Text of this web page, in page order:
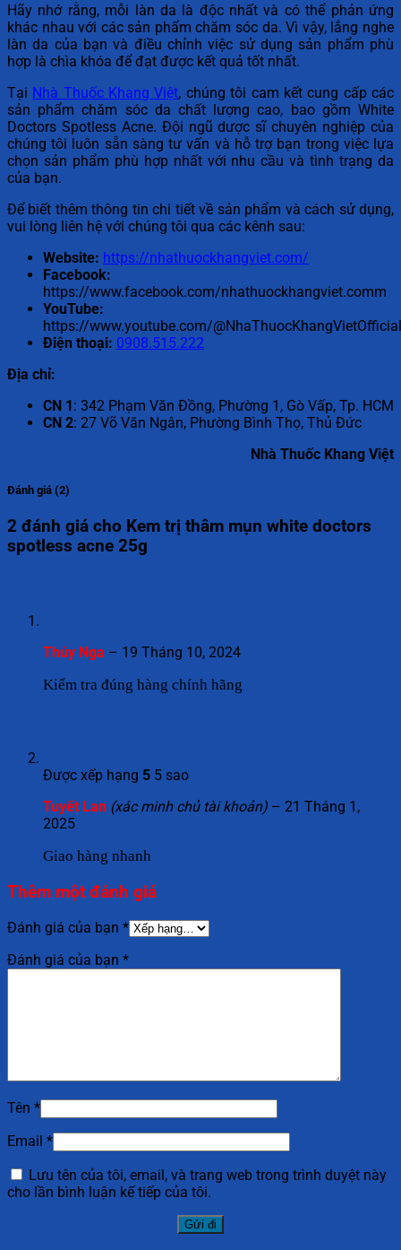
Hãy nhớ rằng, mỗi làn da là độc nhất và có thể phản ứng
khác nhau với các sản phẩm chăm sóc da. Vì vậy, lắng nghe
làn da của bạn và điều chỉnh việc sử dụng sản phẩm phù
hợp là chìa khóa để đạt được kết quả tốt nhất.
Tại Nhà Thuốc Khang Việt, chúng tôi cam kết cung cấp các
sản phẩm chăm sóc da chất lượng cao, bao gồm White
Doctors Spotless Acne. Đội ngũ dược sĩ chuyên nghiệp của
chúng tôi luôn sẵn sàng tư vấn và hỗ trợ bạn trong việc lựa
chọn sản phẩm phù hợp nhất với nhu cầu và tình trạng da
của bạn.
Để biết thêm thông tin chi tiết về sản phẩm và cách sử dụng,
vui lòng liên hệ với chúng tôi qua các kênh sau:
Website: https://nhathuockhangviet.com/
Facebook:
https://www.facebook.com/nhathuockhangviet.comm
YouTube:
https://www.youtube.com/
Điện thoại: 0908.515.222
Địa chỉ:
CN 1 : 342 Phạm Văn Đồng, Phường 1, Gò Vấp, Tp. HCM
CN 2: 27 Võ Văn Ngân, Phường Bình Thọ, Thủ Đức
Nhà Thuốc Khang Việt
Đánh giá (2)
2 đánh giá cho Kem trị thâm mụn white doctors
spotless acne 25g
Thúy Nga – 19 Tháng 10, 2024
Kiểm tra đúng hàng chính hãng
Được xếp hạng 5 5 sao
Tuyết Lan (xác minh chủ tài khoản) – 21 Tháng 1,
2025
Giao hàng nhanh
Thêm một đánh giá
Đánh giá của bạn *
Đánh giá của bạn *
Tên *
Email *
Lưu tên của tôi, email, và trang web trong trình duyệt này
cho lần bình luận kế tiếp của tôi.